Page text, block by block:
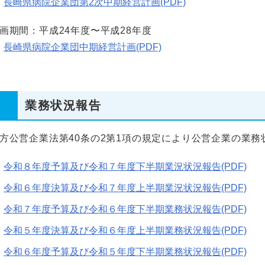
長崎県病院企業団第2次中期経営計画(PDF)
期間：平成24年度〜平成28年度
長崎県病院企業団中期経営計画(PDF)
業務状況報告
公営企業法第40条の2第1項の規定により公営企業の業務
令和８年度予算及び令和７年度下半期業況状況報告(PDF)
令和６年度決算及び令和７年度上半期業況状況報告(PDF)
令和７年度予算及び令和６年度下半期業務状況報告(PDF)
令和５年度決算及び令和６年度上半期業務状況報告(PDF)
令和６年度予算及び令和５年度下半期業務状況報告(PDF)